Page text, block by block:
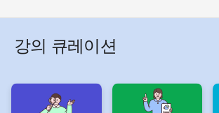
강의 큐레이션